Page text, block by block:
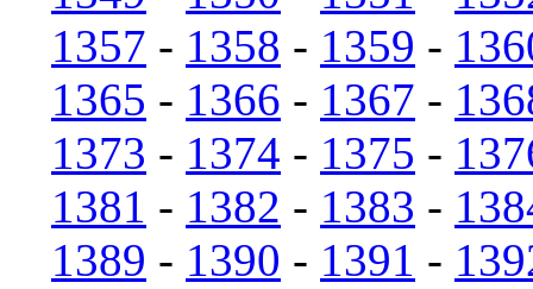
1357 - 1358 - 1359 -
1365 - 1366 - 1367 -
1373 - 1374 - 1375 -
1381 - 1382 - 1383 -
1389 - 1390 - 1391 -